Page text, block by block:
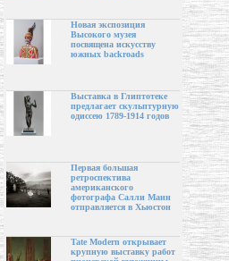
Новая экспозиция
Высокого музея
посвящена искусству
южных backroads
Выставка в Глиптотеке
предлагает скульптурную
одиссею 1789-1914 годов
Первая большая
ретроспектива
американского
фотографа Салли Манн
отправляется в Хьюстон
Tate Modern открывает
крупную выставку работ